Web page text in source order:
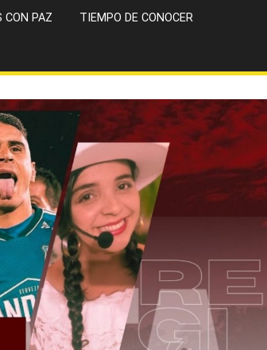
CON PAZ TIEMPO DE CONOCER